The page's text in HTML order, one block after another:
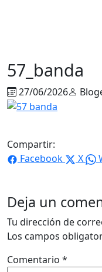
57_banda
27/06/2026
Compartir:
Facebook
X
Deja un
Tu dirección de
Los campos
Comentario *